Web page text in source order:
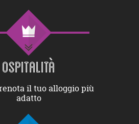
OSPITALITÀ
il tuo alloggio più
adatto